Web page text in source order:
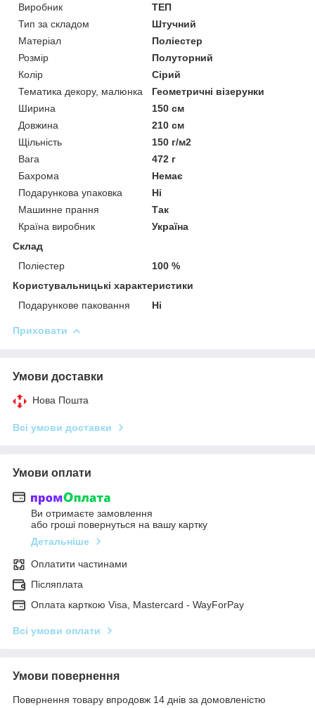
Виробник
ТЕП
Тип за складом
Штучний
Матеріал
Поліестер
Розмір
Полуторний
Колір
Сірий
Тематика декору, малюнка
Геометричні візерунки
Ширина
150 см
Довжина
210 см
Щільність
150 г/м2
Вага
472 г
Бахрома
Немає
Подарункова упаковка
Ні
Машинне прання
Так
Країна виробник
Україна
Склад
Поліестер
100 %
Користувальницькі характеристики
Подарункове паковання
Ні
Приховати
Умови доставки
Нова Пошта
Всі умови доставки
Умови оплати
Ви отримаєте замовлення
або гроші повернуться на вашу картку
Детальніше
Оплатити частинами
Післяплата
Оплата карткою Visa, Mastercard - WayForPay
Всі умови оплати
Умови повернення
Повернення товару впродовж 14 днів за домовленістю